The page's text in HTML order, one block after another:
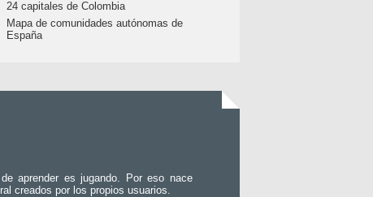
24 capitales de Colombia
Mapa de comunidades autónomas de
España
aprender es jugando. Por eso nace
creados por los propios usuarios.